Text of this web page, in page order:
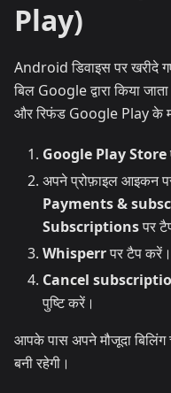
Play)
Android डिवाइस पर खरीदे
बिल Google द्वारा किया
और रिफंड Google Play के
Google Play Store
अपने प्रोफ़ाइल आइकन
Payments &
Subscriptionsपर
Whisperrपर टैप करें।
Cancel
पुष्टि करें।
आपके पास अपने मौजूदा
बनी रहेगी।